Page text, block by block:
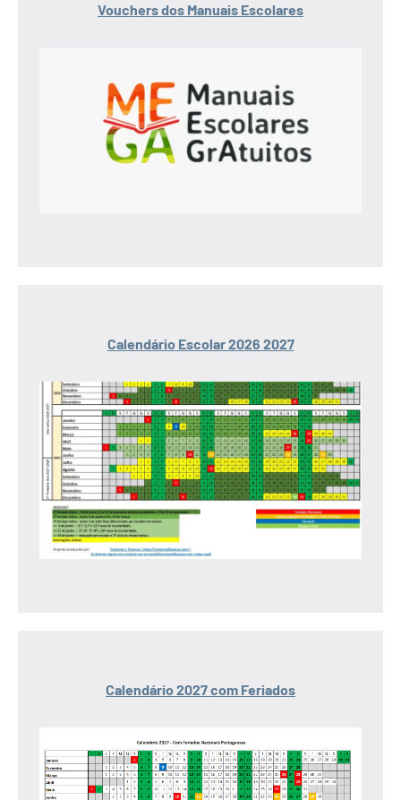
Vouchers dos Manuais Escolares
Calendário Escolar 2026 2027
Calendário 2027 com Feriados